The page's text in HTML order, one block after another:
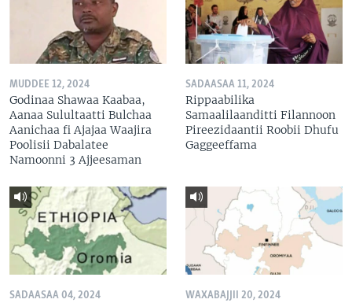
MUDDEE 12, 2024
Godinaa Shawaa Kaabaa,
Aanaa Sulultaatti Bulchaa
Aanichaa fi Ajajaa Waajira
Poolisii Dabalatee
Namoonni 3 Ajjeesaman
SADAASAA 11, 2024
Rippaabilika
Samaalilaanditti Filannoon
Pireezidaantii Roobii Dhufu
Gaggeeffama
SADAASAA 04, 2024 WAXABAJJII 20, 2024